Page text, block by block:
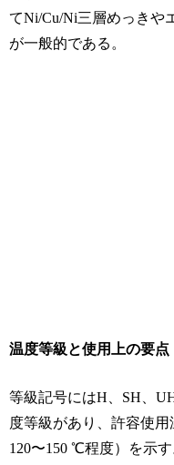
てNi/Cu/Ni三層めっきや
が一般的である。
温度等級と使用上の要点
等級記号にはH、SH、
度等級があり、許容使
120〜150 ℃程度）を示